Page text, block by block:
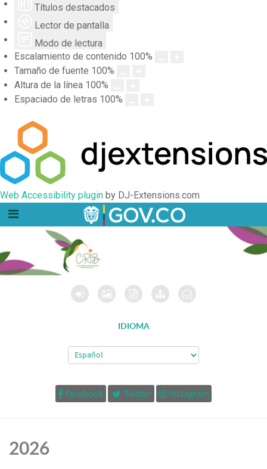
Títulos destacados
Lector de pantalla
Modo de lectura
Escalamiento de contenido 100%
Tamaño de fuente 100%
Altura de la línea 100%
Espaciado de letras 100%
Web Accessibility plugin by DJ-Extensions.com
IDIOMA
Facebook Twitter Instagram
2026